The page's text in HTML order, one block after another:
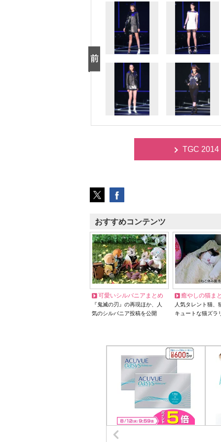
TGC
おすすめコンテンツ
可愛いシルバニアまとめ
『鬼滅の刃』の再現ほか、人
気のシルバニア投稿を公開
癒やしの猫ま
人気タレント猫
キュートな猫ズラ